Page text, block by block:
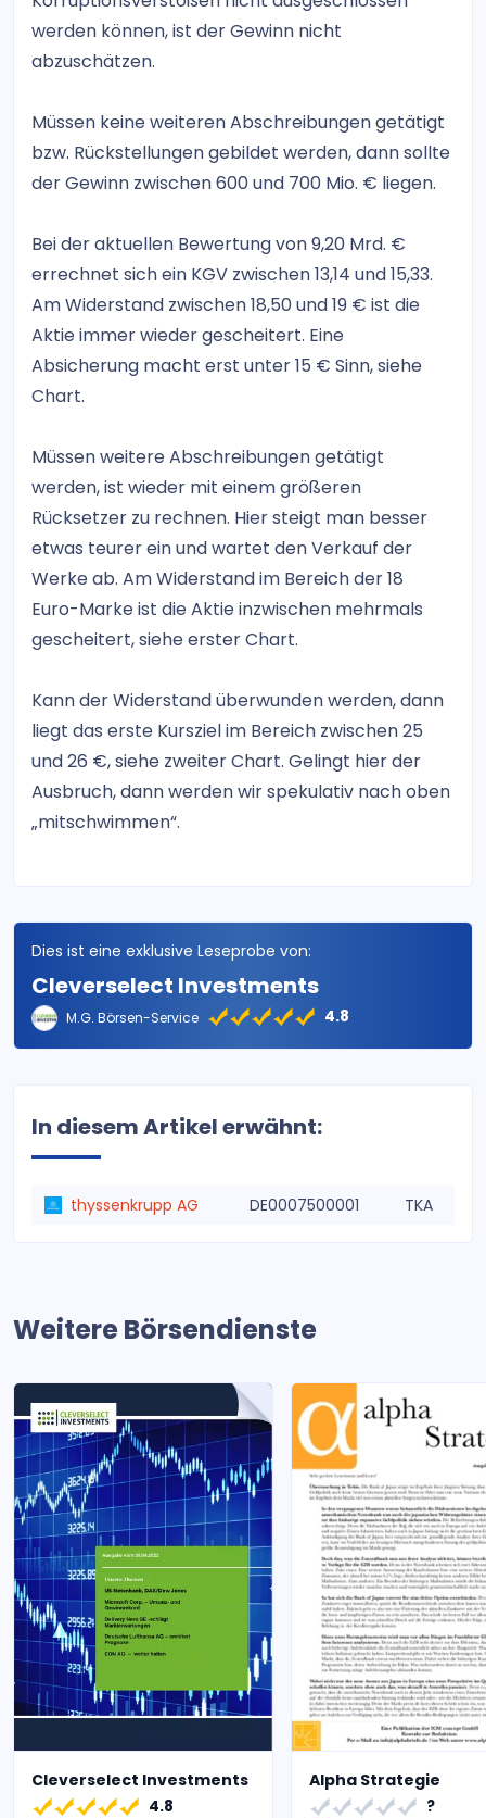
werden können, ist der Gewinn nicht
abzuschätzen.
Müssen keine weiteren Abschreibungen getätigt
bzw. Rückstellungen gebildet werden, dann sollte
der Gewinn zwischen 600 und 700 Mio. € liegen.
Bei der aktuellen Bewertung von 9,20 Mrd. €
errechnet sich ein KGV zwischen 13,14 und 15,33.
Am Widerstand zwischen 18,50 und 19 € ist die
Aktie immer wieder gescheitert. Eine
Absicherung macht erst unter 15 € Sinn, siehe
Chart.
Müssen weitere Abschreibungen getätigt
werden, ist wieder mit einem größeren
Rücksetzer zu rechnen. Hier steigt man besser
etwas teurer ein und wartet den Verkauf der
Werke ab. Am Widerstand im Bereich der 18
Euro-Marke ist die Aktie inzwischen mehrmals
gescheitert, siehe erster Chart.
Kann der Widerstand überwunden werden, dann
liegt das erste Kursziel im Bereich zwischen 25
und 26 €, siehe zweiter Chart. Gelingt hier der
Ausbruch, dann werden wir spekulativ nach oben
„mitschwimmen“.
Dies ist eine exklusive Leseprobe von:
Cleverselect Investments
M.G. Börsen-Service 4.8
In diesem Artikel erwähnt:
thyssenkrupp AG DE0007500001 TKA
Weitere Börsendienste
Cleverselect Investments
4.8
Alpha Strategie
?